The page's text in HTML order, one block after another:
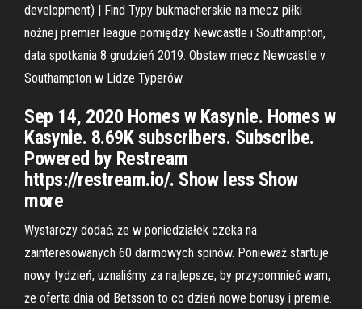
development) | Find Typy bukmacherskie na mecz piłki
nożnej premier league pomiędzy Newcastle i Southampton,
data spotkania 8 grudzień 2019. Obstaw mecz Newcastle v
Southampton w Lidze Typerów.
Sep 14, 2020 Homes w Kasynie. Homes w
Kasynie. 8.69K subscribers. Subscribe.
Powered by Restream
https://restream.io/​. Show less Show
more
Wystarczy dodać, że w poniedziałek czeka na
zainteresowanych 60 darmowych spinów. Ponieważ startuje
nowy tydzień, uznaliśmy za najlepsze, by przypomnieć wam,
że oferta dnia od Betsson to co dzień nowe bonusy i premie.